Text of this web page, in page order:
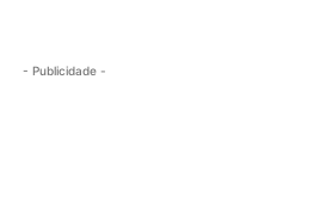
- Publicidade -